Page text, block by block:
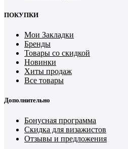
ПОКУПКИ
Мои Закладки
Бренды
Товары со скидкой
Новинки
Хиты продаж
Все товары
Дополнительно
Бонусная программа
Скидка для визажистов
Отзывы и предложения